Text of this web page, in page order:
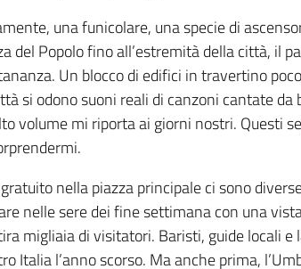
una funicolare, una specie di
del Popolo fino all’estremità della città, il
Un blocco di edifici in travertino
si odono suoni reali di canzoni cantate
volume mi riporta ai giorni nostri. Questi
nella piazza principale ci sono
nelle sere dei fine settimana con una
migliaia di visitatori. Baristi, guide locali
Italia l’anno scorso. Ma anche prima,